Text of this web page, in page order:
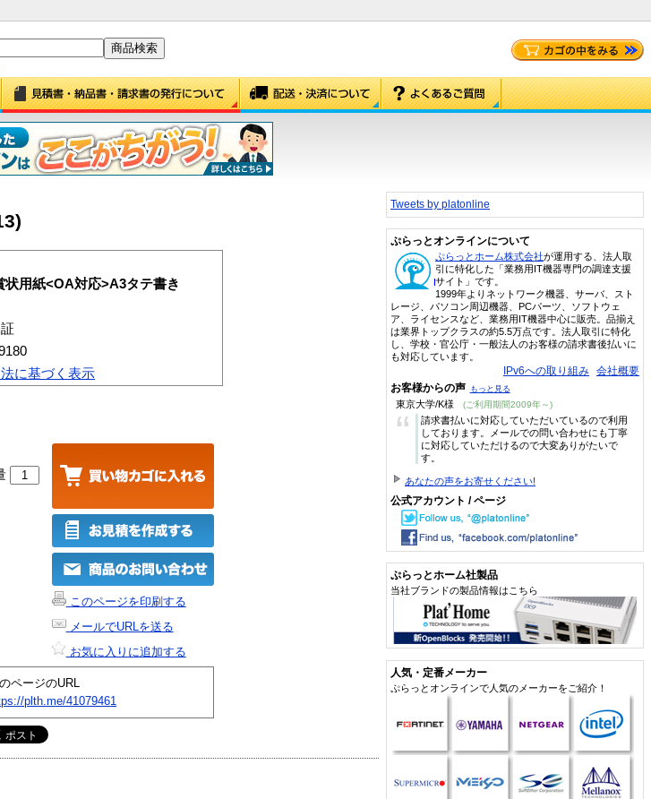
状用紙<OA対応>A3タテ書き
に基づく表示
このページを印刷する
メールでURLを送る
お気に入りに追加する
ページのURL
plth.me/41079461
Tweets by platonline
ぷらっとオンラインについて
ぷらっとホーム株式会社が運用する、法人取
引に特化した「業務用IT機器専門の調達支援
サイト」です。
1999年よりネットワーク機器、サーバ、スト
レージ、パソコン周辺機器、PCパーツ、ソフトウェ
ア、ライセンスなど、業務用IT機器中心に販売。品揃え
は業界トップクラスの約5.5万点です。法人取引に特化
し、学校・官公庁・一般法人のお客様の請求書後払いに
も対応しています。
IPv6への取り組み 会社概要
お客様からの声 もっと見る
東京大学/K様 (ご利用期間2009年～)
“
請求書払いに対応していただいているので利用
しております。メールでの問い合わせにも丁寧
に対応していただけるので大変ありがたいで
す。
あなたの声をお寄せください!
公式アカウント / ページ
ぷらっとホーム社製品
当社ブランドの製品情報はこちら
人気・定番メーカー
ぷらっとオンラインで人気のメーカーをご紹介！